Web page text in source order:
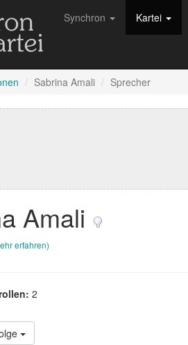
Synchron Kartei
Sabrina Amali Sprecher
Amali
erfahren)
2